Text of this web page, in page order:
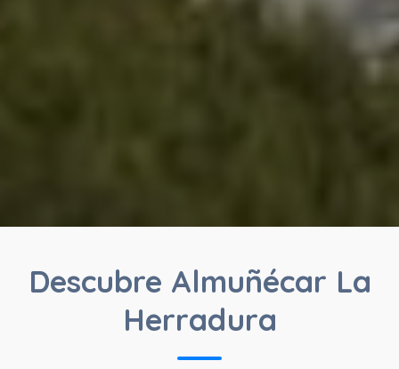
Descubre Almuñécar La
Herradura